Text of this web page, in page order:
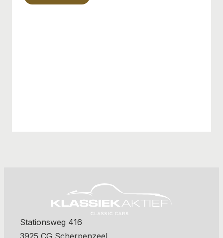
Stationsweg 416
3925 CG Scherpenzeel